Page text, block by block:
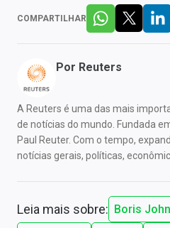
COMPARTILHAR
Por Reuters
A Reuters é uma das mais
de notícias do mundo. Fundada
Paul Reuter. Com o tempo,
notícias gerais, políticas,
Leia mais sobre: Boris